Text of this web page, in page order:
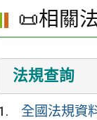
📜相關
法規查詢
全國法規資